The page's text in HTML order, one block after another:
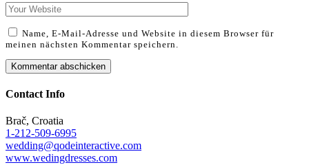
Name, E-Mail-Adresse und Website in diesem Browser für
meinen nächsten Kommentar speichern.
Contact Info
Brač, Croatia
1-212-509-6995
wedding@qodeinteractive.com
www.wedingdresses.com